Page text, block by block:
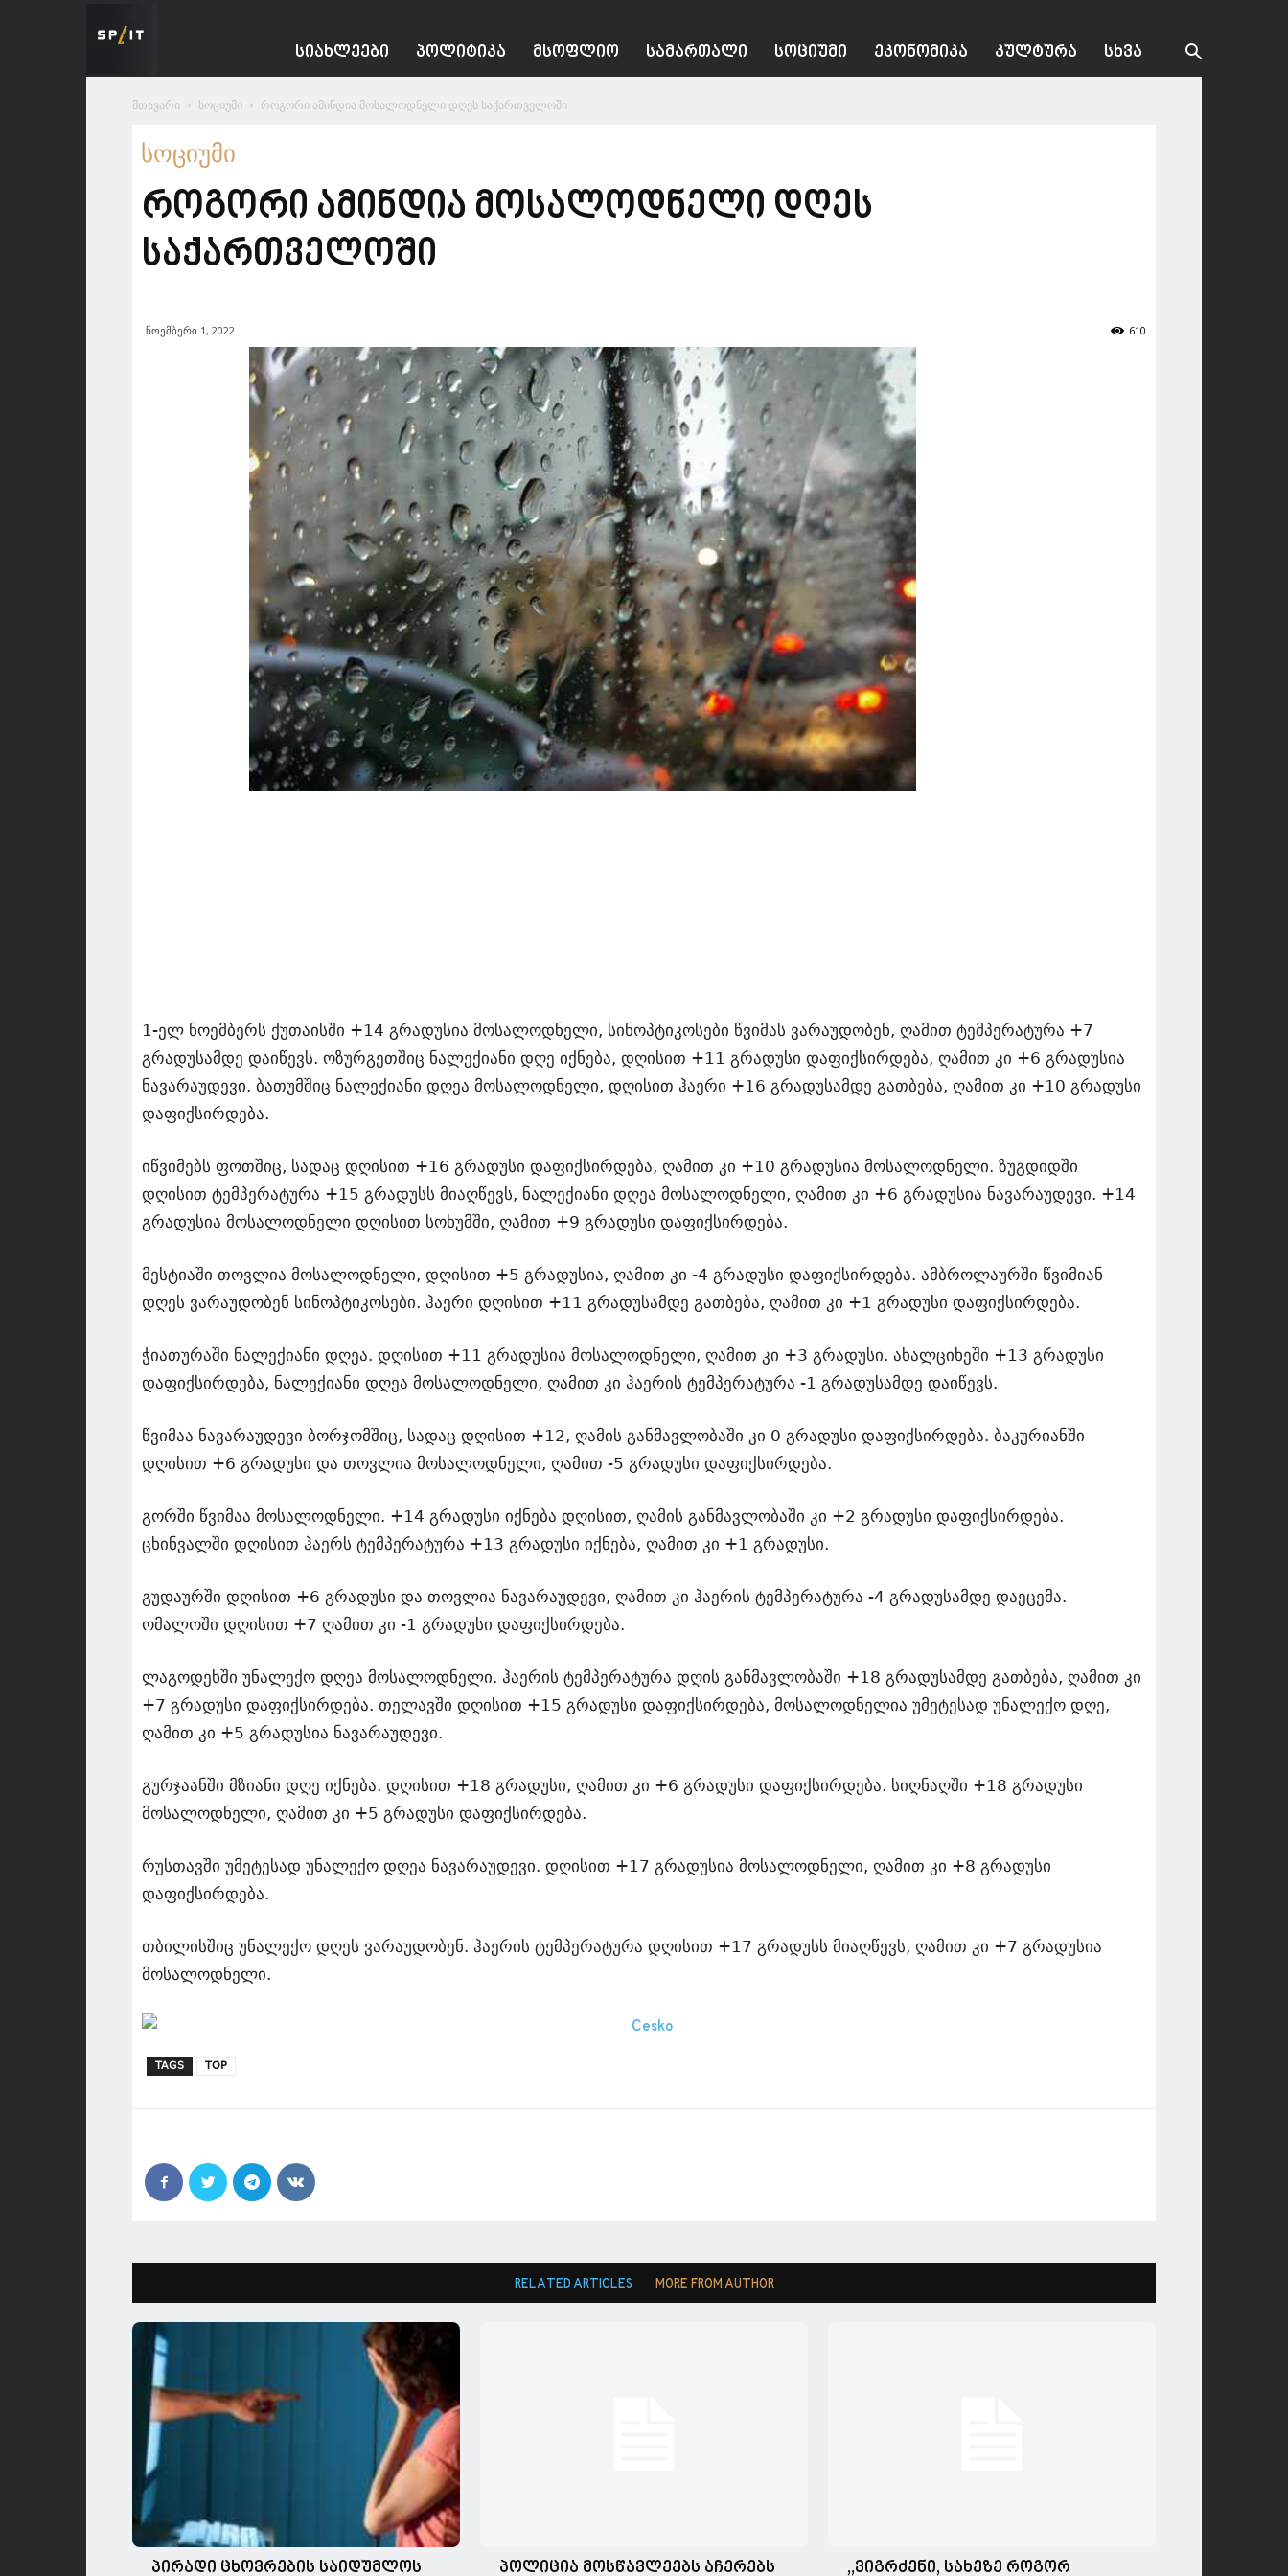
ᲡᲘᲐᲮᲚᲔᲔᲑᲘ ᲞᲝᲚᲘᲢᲘᲙᲐ ᲛᲡᲝᲤᲚᲘᲝ ᲡᲐᲛᲐᲠᲗᲐᲚᲘ ᲡᲝᲪᲘᲣᲛᲘ ᲔᲙᲝᲜᲝᲛᲘᲙᲐ ᲙᲣᲚᲢᲣᲠᲐ ᲡᲮᲕᲐ
მთავარი სოციუმი როგორი ამინდია მოსალოდნელი დღეს საქართველოში
სოციუმი
როგორი ამინდია მოსალოდნელი დღეს
საქართველოში
ნოემბერი 1, 2022 610
1-ელ ნოემბერს ქუთაისში +14 გრადუსია მოსალოდნელი, სინოპტიკოსები წვიმას ვარაუდობენ, ღამით ტემპერატურა +7
გრადუსამდე დაიწევს. ოზურგეთშიც ნალექიანი დღე იქნება, დღისით +11 გრადუსი დაფიქსირდება, ღამით კი +6 გრადუსია
ნავარაუდევი. ბათუმშიც ნალექიანი დღეა მოსალოდნელი, დღისით ჰაერი +16 გრადუსამდე გათბება, ღამით კი +10 გრადუსი
დაფიქსირდება.
იწვიმებს ფოთშიც, სადაც დღისით +16 გრადუსი დაფიქსირდება, ღამით კი +10 გრადუსია მოსალოდნელი. ზუგდიდში
დღისით ტემპერატურა +15 გრადუსს მიაღწევს, ნალექიანი დღეა მოსალოდნელი, ღამით კი +6 გრადუსია ნავარაუდევი. +14
გრადუსია მოსალოდნელი დღისით სოხუმში, ღამით +9 გრადუსი დაფიქსირდება.
მესტიაში თოვლია მოსალოდნელი, დღისით +5 გრადუსია, ღამით კი -4 გრადუსი დაფიქსირდება. ამბროლაურში წვიმიან
დღეს ვარაუდობენ სინოპტიკოსები. ჰაერი დღისით +11 გრადუსამდე გათბება, ღამით კი +1 გრადუსი დაფიქსირდება.
ჭიათურაში ნალექიანი დღეა. დღისით +11 გრადუსია მოსალოდნელი, ღამით კი +3 გრადუსი. ახალციხეში +13 გრადუსი
დაფიქსირდება, ნალექიანი დღეა მოსალოდნელი, ღამით კი ჰაერის ტემპერატურა -1 გრადუსამდე დაიწევს.
წვიმაა ნავარაუდევი ბორჯომშიც, სადაც დღისით +12, ღამის განმავლობაში კი 0 გრადუსი დაფიქსირდება. ბაკურიანში
დღისით +6 გრადუსი და თოვლია მოსალოდნელი, ღამით -5 გრადუსი დაფიქსირდება.
გორში წვიმაა მოსალოდნელი. +14 გრადუსი იქნება დღისით, ღამის განმავლობაში კი +2 გრადუსი დაფიქსირდება.
ცხინვალში დღისით ჰაერს ტემპერატურა +13 გრადუსი იქნება, ღამით კი +1 გრადუსი.
გუდაურში დღისით +6 გრადუსი და თოვლია ნავარაუდევი, ღამით კი ჰაერის ტემპერატურა -4 გრადუსამდე დაეცემა.
ომალოში დღისით +7 ღამით კი -1 გრადუსი დაფიქსირდება.
ლაგოდეხში უნალექო დღეა მოსალოდნელი. ჰაერის ტემპერატურა დღის განმავლობაში +18 გრადუსამდე გათბება, ღამით კი
+7 გრადუსი დაფიქსირდება. თელავში დღისით +15 გრადუსი დაფიქსირდება, მოსალოდნელია უმეტესად უნალექო დღე,
ღამით კი +5 გრადუსია ნავარაუდევი.
გურჯაანში მზიანი დღე იქნება. დღისით +18 გრადუსი, ღამით კი +6 გრადუსი დაფიქსირდება. სიღნაღში +18 გრადუსი
მოსალოდნელი, ღამით კი +5 გრადუსი დაფიქსირდება.
რუსთავში უმეტესად უნალექო დღეა ნავარაუდევი. დღისით +17 გრადუსია მოსალოდნელი, ღამით კი +8 გრადუსი
დაფიქსირდება.
თბილისშიც უნალექო დღეს ვარაუდობენ. ჰაერის ტემპერატურა დღისით +17 გრადუსს მიაღწევს, ღამით კი +7 გრადუსია
მოსალოდნელი.
TAGS TOP
RELATED ARTICLES MORE FROM AUTHOR
პირადი ცხოვრების საიდუმლოს პოლიცია მოსწავლეებს აჩერებს ,,ვიგრძენი, სახეზე როგორ